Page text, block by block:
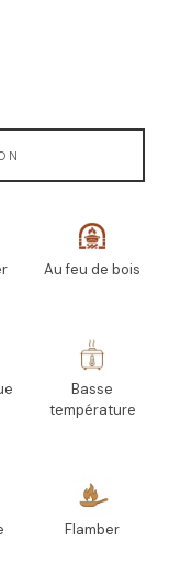
Au feu de bois
Basse
température
Flamber